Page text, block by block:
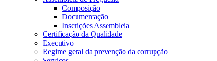
Composição
Documentação
Inscrições Assembleia
Certificação da Qualidade
Executivo
Regime geral da prevenção da corrupção